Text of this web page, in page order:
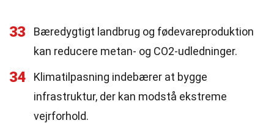
33
Bæredygtigt landbrug og fødevareproduktion
kan reducere metan- og CO2-udledninger.
34
Klimatilpasning indebærer at bygge
infrastruktur, der kan modstå ekstreme
vejrforhold.